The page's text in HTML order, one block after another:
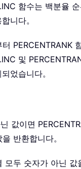
함수는 백분율
니다。
PERCENTRANK
및
었습니다。
값이면
반환합니다。
모두 숫자가 아닌 값